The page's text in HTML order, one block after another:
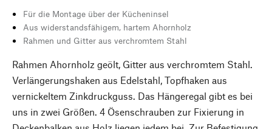
Für die Montage über der Kücheninsel
Aus widerstandsfähigem, hartem Ahornholz
Rahmen und Gitter aus verchromtem Stahl
Rahmen Ahornholz geölt, Gitter aus verchromtem Stahl.
Verlängerungshaken aus Edelstahl, Topfhaken aus
vernickeltem Zinkdruckguss. Das Hängeregal gibt es bei
uns in zwei Größen. 4 Ösenschrauben zur Fixierung in